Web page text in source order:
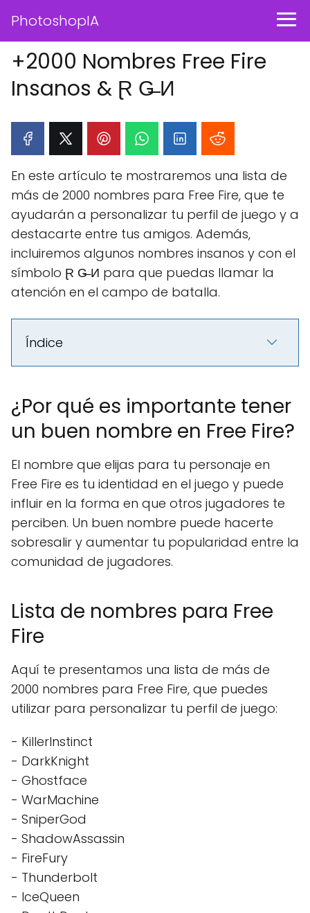
PhotoshopIA
+2000 Nombres Free Fire
Insanos & Ɽ G̶̶ И
En este artículo te mostraremos una lista de
más de 2000 nombres para Free Fire, que te
ayudarán a personalizar tu perfil de juego y a
destacarte entre tus amigos. Además,
incluiremos algunos nombres insanos y con el
símbolo Ɽ G̶̶ И para que puedas llamar la
atención en el campo de batalla.
Índice
¿Por qué es importante tener
un buen nombre en Free Fire?
El nombre que elijas para tu personaje en
Free Fire es tu identidad en el juego y puede
influir en la forma en que otros jugadores te
perciben. Un buen nombre puede hacerte
sobresalir y aumentar tu popularidad entre la
comunidad de jugadores.
Lista de nombres para Free
Fire
Aquí te presentamos una lista de más de
2000 nombres para Free Fire, que puedes
utilizar para personalizar tu perfil de juego:
- KillerInstinct
- DarkKnight
- Ghostface
- WarMachine
- SniperGod
- ShadowAssassin
- FireFury
- Thunderbolt
- IceQueen